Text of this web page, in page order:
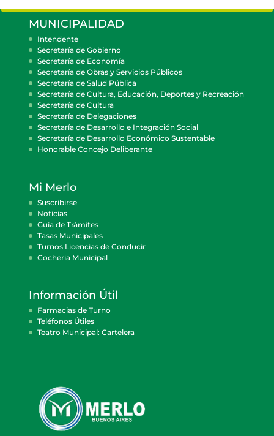
MUNICIPALIDAD
Intendente
Secretaría de Gobierno
Secretaría de Economía
Secretaría de Obras y Servicios Públicos
Secretaría de Salud Pública
Secretaría de Cultura, Educación, Deportes y Recreación
Secretaría de Cultura
Secretaría de Delegaciones
Secretaría de Desarrollo e Integración Social
Secretaría de Desarrollo Económico Sustentable
Honorable Concejo Deliberante
Mi Merlo
Suscribirse
Noticias
Guía de Trámites
Tasas Municipales
Turnos Licencias de Conducir
Cocheria Municipal
Información Útil
Farmacias de Turno
Teléfonos Útiles
Teatro Municipal: Cartelera